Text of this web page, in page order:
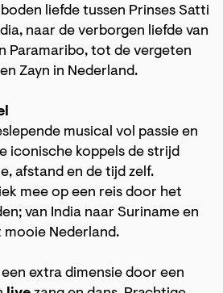
liefde tussen Prinses Satti
naar de verborgen liefde van
Paramaribo, tot de vergeten
Zayn in Nederland.
musical vol passie en
iconische koppels de strijd
afstand en de tijd zelf.
mee op een reis door het
van India naar Suriname en
Nederland.
extra dimensie door een